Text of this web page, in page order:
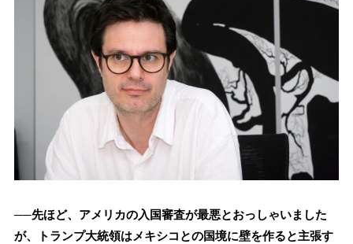
──先ほど、アメリカの入国審査が最悪とおっしゃいました
が、トランプ大統領はメキシコとの国境に壁を作ると主張す